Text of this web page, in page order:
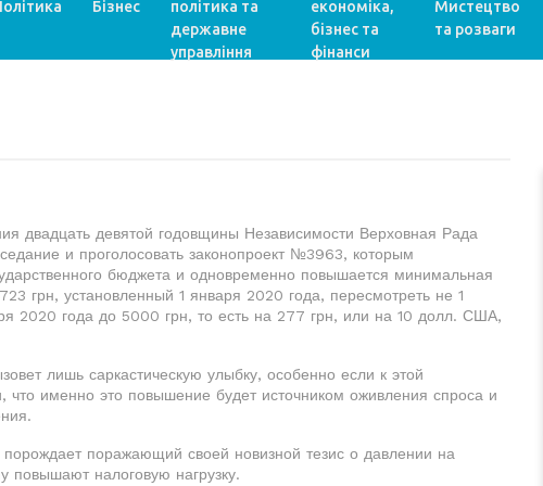
Бізнес
політика та
державне
управління
економіка,
бізнес та
фінанси
Мистецтво
та розваги
двадцать девятой годовщины Независимости Верховная Рада
и проголосовать законопроект №3963, которым
бюджета и одновременно повышается минимальная
грн, установленный 1 января 2020 года, пересмотреть не 1
2020 года до 5000 грн, то есть на 277 грн, или на 10 долл. США,
лишь саркастическую улыбку, особенно если к этой
что именно это повышение будет источником оживления спроса и
порождает поражающий своей новизной тезис о давлении на
повышают налоговую нагрузку.